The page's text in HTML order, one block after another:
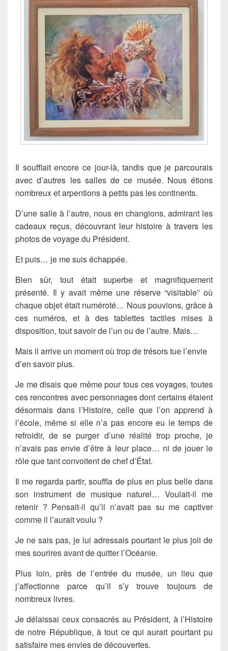
Il soufflait encore ce jour-là, tandis que je parcourais
avec d’autres les salles de ce musée. Nous étions
nombreux et arpentions à petits pas les continents.
D’une salle à l’autre, nous en changions, admirant les
cadeaux reçus, découvrant leur histoire à travers les
photos de voyage du Président.
Et puis… je me suis échappée.
Bien sûr, tout était superbe et magnifiquement
présenté. Il y avait même une réserve “visitable” où
chaque objet était numéroté… Nous pouvions, grâce à
ces numéros, et à des tablettes tactiles mises à
disposition, tout savoir de l’un ou de l’autre. Mais…
Mais il arrive un moment où trop de trésors tue l’envie
d’en savoir plus.
Je me disais que même pour tous ces voyages, toutes
ces rencontres avec personnages dont certains étaient
désormais dans l’Histoire, celle que l’on apprend à
l’école, même si elle n’a pas encore eu le temps de
refroidir, de se purger d’une réalité trop proche, je
n’avais pas envie d’être à leur place… ni de jouer le
rôle que tant convoitent de chef d’État.
Il me regarda partir, souffla de plus en plus belle dans
son instrument de musique naturel… Voulait-il me
retenir ? Pensait-il qu’il n’avait pas su me captiver
comme il l’aurait voulu ?
Je ne sais pas, je lui adressais pourtant le plus joli de
mes sourires avant de quitter l’Océanie.
Plus loin, près de l’entrée du musée, un lieu que
j’affectionne parce qu’il s’y trouve toujours de
nombreux livres.
Je délaissai ceux consacrés au Président, à l’Histoire
de notre République, à tout ce qui aurait pourtant pu
satisfaire mes envies de découvertes.